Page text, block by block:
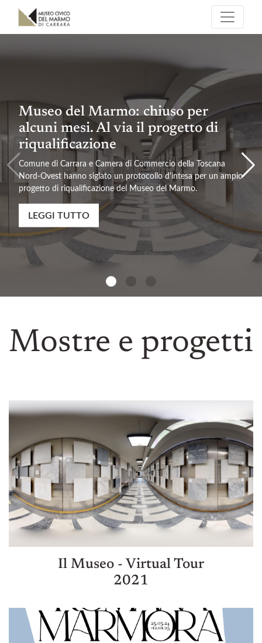
Museo del Marmo: chiuso per
alcuni mesi. Al via il progetto di
riqualificazione
Comune di Carrara e Camera di Commercio della Toscana
Nord-Ovest hanno siglato un protocollo d'intesa per un ampio
progetto di riqualificazione del Museo del Marmo.
LEGGI TUTTO
Mostre e progetti
Il Museo - Virtual Tour
2021